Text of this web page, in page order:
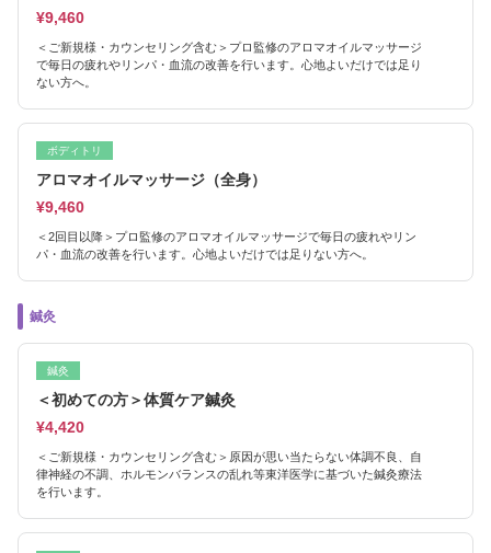
¥9,460
＜ご新規様・カウンセリング含む＞プロ監修のアロマオイルマッサージ
で毎日の疲れやリンパ・血流の改善を行います。心地よいだけでは足り
ない方へ。
ボディトリ
アロマオイルマッサージ（全身）
¥9,460
＜2回目以降＞プロ監修のアロマオイルマッサージで毎日の疲れやリン
パ・血流の改善を行います。心地よいだけでは足りない方へ。
鍼灸
鍼灸
＜初めての方＞体質ケア鍼灸
¥4,420
＜ご新規様・カウンセリング含む＞原因が思い当たらない体調不良、自
律神経の不調、ホルモンバランスの乱れ等東洋医学に基づいた鍼灸療法
を行います。